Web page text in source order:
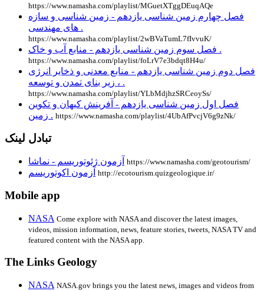
https://www.namasha.com/playlist/MGuetXTggDEuqAQe
فصل چهارم زمین شناسی یازدهم - زمین شناسی و سازه
های مهندسی .
https://www.namasha.com/playlist/2wBVaTumL7fIvvuK/
فصل سوم زمین شناسی یازدهم - منابع آب و خاک .
https://www.namasha.com/playlist/foLrV7e3bdqt8H4u/
فصل دوم زمین شناسی یازدهم - منابع معدنی و ذخایر انرژی
، زیر بنای تمدن و توسعه .
https://www.namasha.com/playlist/YLbMdjhzSRCeoySs/
فصل اول زمین شناسی یازدهم - آفرینش کیهان و تکوین
زمین . https://www.namasha.com/playlist/4UbAfPvcjV6g9zNk/
تبادل لینک
آزمون ژئوتوریسم - نماشا https://www.namasha.com/geotourism/
آزمون اکوتوریسم http://ecotourism.quizgeologique.ir/
Mobile app
NASA Come explore with NASA and discover the latest images,
videos, mission information, news, feature stories, tweets, NASA TV and
featured content with the NASA app.
The Links Geology
NASA NASA.gov brings you the latest news, images and videos from